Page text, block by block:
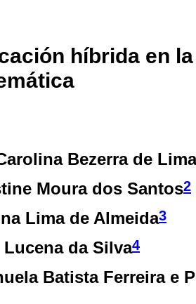
híbrida en
Bezerra de
Moura dos Santos2
Lima de Almeida3
da Silva4
Batista Ferreira e